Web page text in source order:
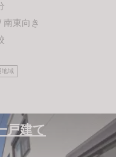
南東向き
地域
戸建て